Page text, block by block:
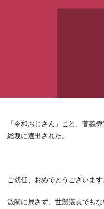
「令和おじさん」こと、菅義
総裁に選出された。
ご就任、おめでとうございます
派閥に属さず、世襲議員でも